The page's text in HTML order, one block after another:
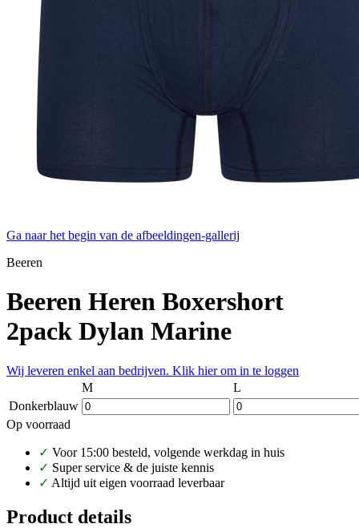
Ga naar het begin van de afbeeldingen-gallerij
Beeren
Beeren Heren Boxershort
2pack Dylan Marine
Wij leveren enkel aan bedrijven. Klik hier om in te loggen
M
L
Donkerblauw
Op voorraad
✓ Voor 15:00 besteld, volgende werkdag in huis
✓ Super service & de juiste kennis
✓ Altijd uit eigen voorraad leverbaar
Product details